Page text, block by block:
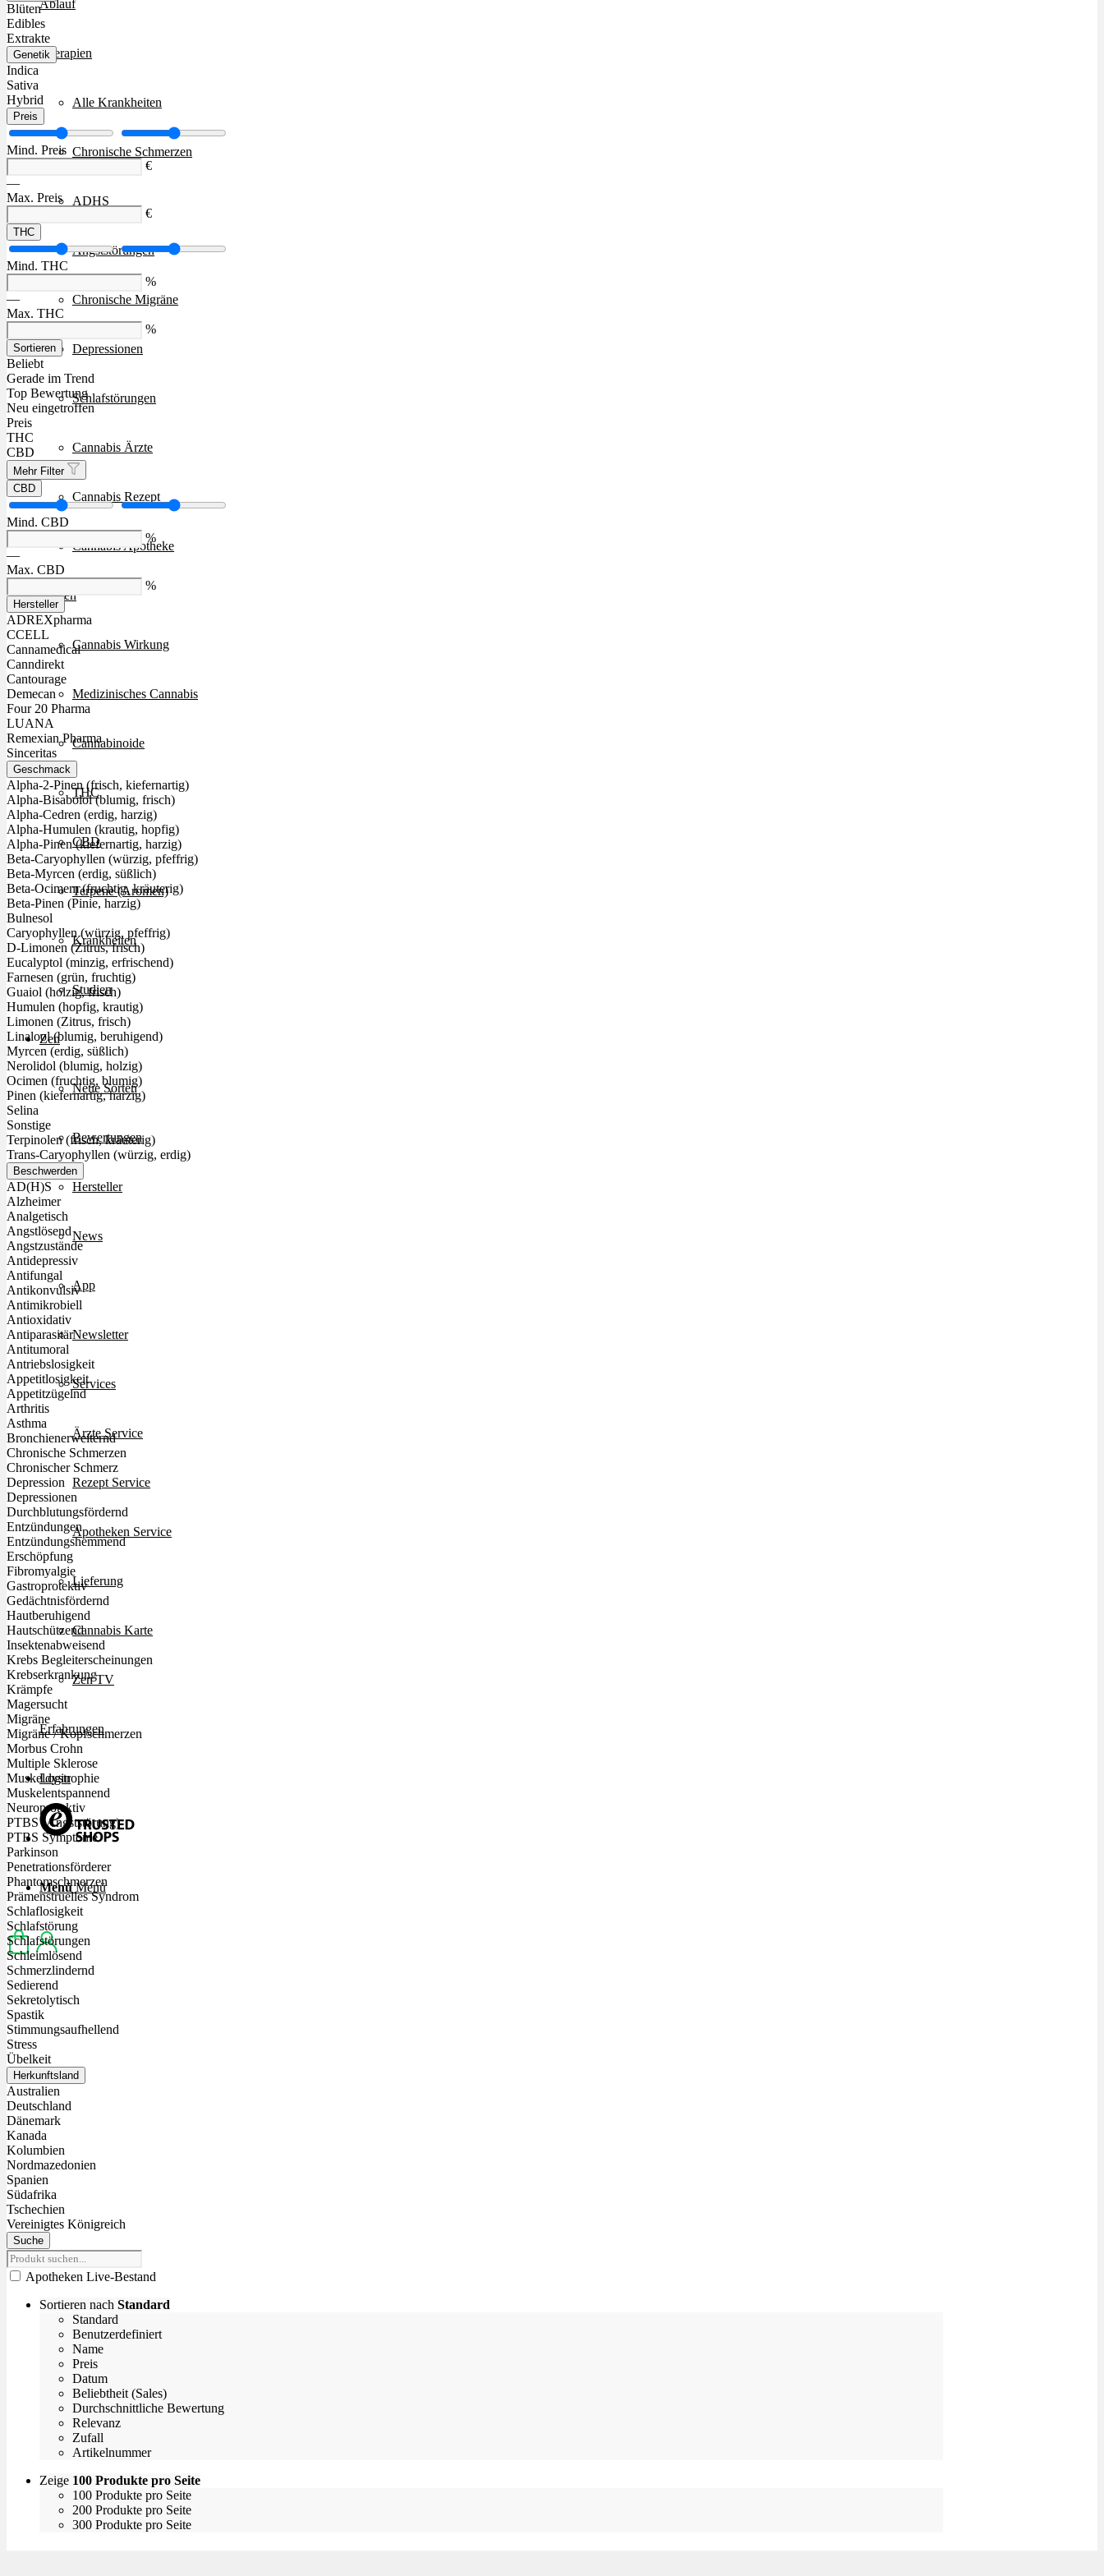
Ablauf
Therapien
Alle Krankheiten
Chronische Schmerzen
ADHS
Angststörungen
Chronische Migräne
Depressionen
Schlafstörungen
Cannabis Ärzte
Cannabis Rezept
Cannabis Apotheke
Wissen
Cannabis Wirkung
Medizinisches Cannabis
Cannabinoide
THC
CBD
Terpene (Aromen)
Krankheiten
Studien
Zen
Neue Sorten
Bewertungen
Hersteller
News
App
Newsletter
Services
Ärzte Service
Rezept Service
Apotheken Service
Lieferung
Cannabis Karte
Zen TV
Erfahrungen
Login
Menü Menü
Blüten
Edibles
Extrakte
Genetik
Indica
Sativa
Hybrid
Preis
Mind. Preis
€
—
Max. Preis
€
THC
Mind. THC
%
—
Max. THC
%
Sortieren
Beliebt
Gerade im Trend
Top Bewertung
Neu eingetroffen
Preis
THC
CBD
Mehr Filter
CBD
Mind. CBD
%
—
Max. CBD
%
Hersteller
ADREXpharma
CCELL
Cannamedical
Canndirekt
Cantourage
Demecan
Four 20 Pharma
LUANA
Remexian Pharma
Sinceritas
Geschmack
Alpha-2-Pinen (frisch, kiefernartig)
Alpha-Bisabolol (blumig, frisch)
Alpha-Cedren (erdig, harzig)
Alpha-Humulen (krautig, hopfig)
Alpha-Pinen (kiefernartig, harzig)
Beta-Caryophyllen (würzig, pfeffrig)
Beta-Myrcen (erdig, süßlich)
Beta-Ocimem (fruchtig, kräuterig)
Beta-Pinen (Pinie, harzig)
Bulnesol
Caryophyllen (würzig, pfeffrig)
D-Limonen (Zitrus, frisch)
Eucalyptol (minzig, erfrischend)
Farnesen (grün, fruchtig)
Guaiol (holzig, frisch)
Humulen (hopfig, krautig)
Limonen (Zitrus, frisch)
Linalool (blumig, beruhigend)
Myrcen (erdig, süßlich)
Nerolidol (blumig, holzig)
Ocimen (fruchtig, blumig)
Pinen (kiefernartig, harzig)
Selina
Sonstige
Terpinolen (frisch, kräuterig)
Trans-Caryophyllen (würzig, erdig)
Beschwerden
AD(H)S
Alzheimer
Analgetisch
Angstlösend
Angstzustände
Antidepressiv
Antifungal
Antikonvulsiv
Antimikrobiell
Antioxidativ
Antiparasitär
Antitumoral
Antriebslosigkeit
Appetitlosigkeit
Appetitzügelnd
Arthritis
Asthma
Bronchienerweiternd
Chronische Schmerzen
Chronischer Schmerz
Depression
Depressionen
Durchblutungsfördernd
Entzündungen
Entzündungshemmend
Erschöpfung
Fibromyalgie
Gastroprotektiv
Gedächtnisfördernd
Hautberuhigend
Hautschützend
Insektenabweisend
Krebs Begleiterscheinungen
Krebserkrankung
Krämpfe
Magersucht
Migräne
Migräne / Kopfschmerzen
Morbus Crohn
Multiple Sklerose
Muskeldystrophie
Muskelentspannend
Neuroprotektiv
PTBS (Angststörung)
PTBS Symptome
Parkinson
Penetrationsförderer
Phantomschmerzen
Prämenstruelles Syndrom
Schlaflosigkeit
Schlafstörung
Schlafstörungen
Schleimlösend
Schmerzlindernd
Sedierend
Sekretolytisch
Spastik
Stimmungsaufhellend
Stress
Übelkeit
Herkunftsland
Australien
Deutschland
Dänemark
Kanada
Kolumbien
Nordmazedonien
Spanien
Südafrika
Tschechien
Vereinigtes Königreich
Suche
Apotheken Live-Bestand
Sortieren nach Standard
Standard
Benutzerdefiniert
Name
Preis
Datum
Beliebtheit (Sales)
Durchschnittliche Bewertung
Relevanz
Zufall
Artikelnummer
Zeige 100 Produkte pro Seite
100 Produkte pro Seite
200 Produkte pro Seite
300 Produkte pro Seite